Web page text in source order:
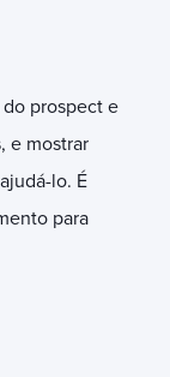
do prospect e
e mostrar
lo. É
para